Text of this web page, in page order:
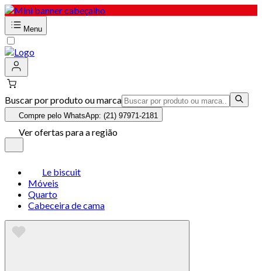
Menu
Buscar por produto ou marca
Compre pelo WhatsApp: (21) 97971-2181
Ver ofertas para a região
Le biscuit
Móveis
Quarto
Cabeceira de cama